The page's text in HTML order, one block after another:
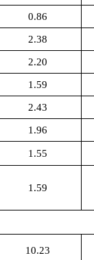
0.86
2.38
2.20
1.59
2.43
1.96
1.55
1.59
10.23